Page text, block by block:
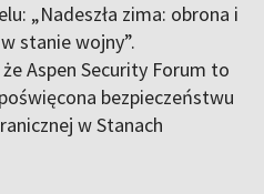
„Nadeszła zima: obrona i
stanie wojny”.
Aspen Security Forum to
bezpieczeństwu
w Stanach